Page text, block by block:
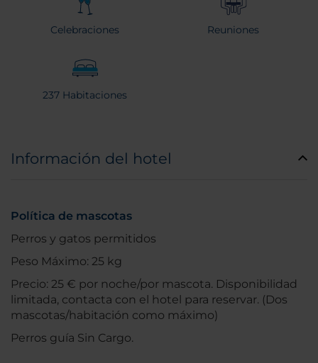
Celebraciones Reuniones
237 Habitaciones
Información del hotel
Política de mascotas
Perros y gatos permitidos
Peso Máximo: 25 kg
Precio: 25 € por noche/por mascota. Disponibilidad
limitada, contacta con el hotel para reservar. (Dos
mascotas/habitación como máximo)
Perros guía Sin Cargo.